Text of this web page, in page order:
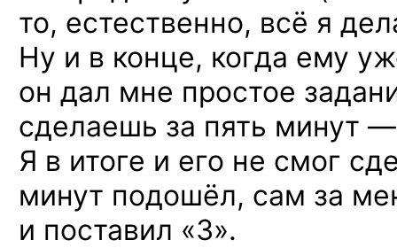
то, естественно, всё я
Ну и в конце, когда ему
он дал мне простое
сделаешь за пять минут
Я в итоге и его не смог
минут подошёл, сам за
и поставил «3».